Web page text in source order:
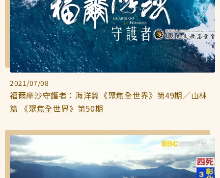
2021/07/08
福爾摩沙守護者：海洋篇《聚焦全世界》第49期／山林
篇 《聚焦全世界》第50期